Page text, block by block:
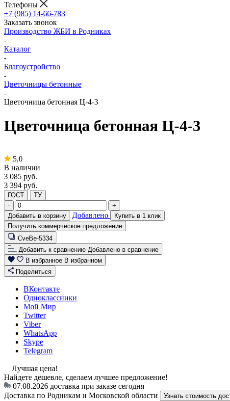
Телефоны
+7 (985) 14-66-783
Заказать звонок
Производство ЖБИ в Родниках
-
Каталог
-
Благоустройство
-
Цветочницы бетонные
-
Цветочница бетонная Ц-4-3
Цветочница бетонная Ц-4-3
5,0
В наличии
3 085 руб.
3 394 руб.
ГОСТ
ТУ
-
+
Добавить в корзину
Добавлено
Купить в 1 клик
Получить коммерческое предложение
CveBe-5334
Добавить к сравнению Добавлено в сравнение
В избранное В избранном
Поделиться
ВКонтакте
Одноклассники
Мой Мир
Twitter
Viber
WhatsApp
Skype
Telegram
Лучшая цена!
Найдете дешевле, сделаем лучшее предложение!
07.08.2026 доставка при заказе сегодня
Доставка по Родникам и Московской области
Узнать стоимость